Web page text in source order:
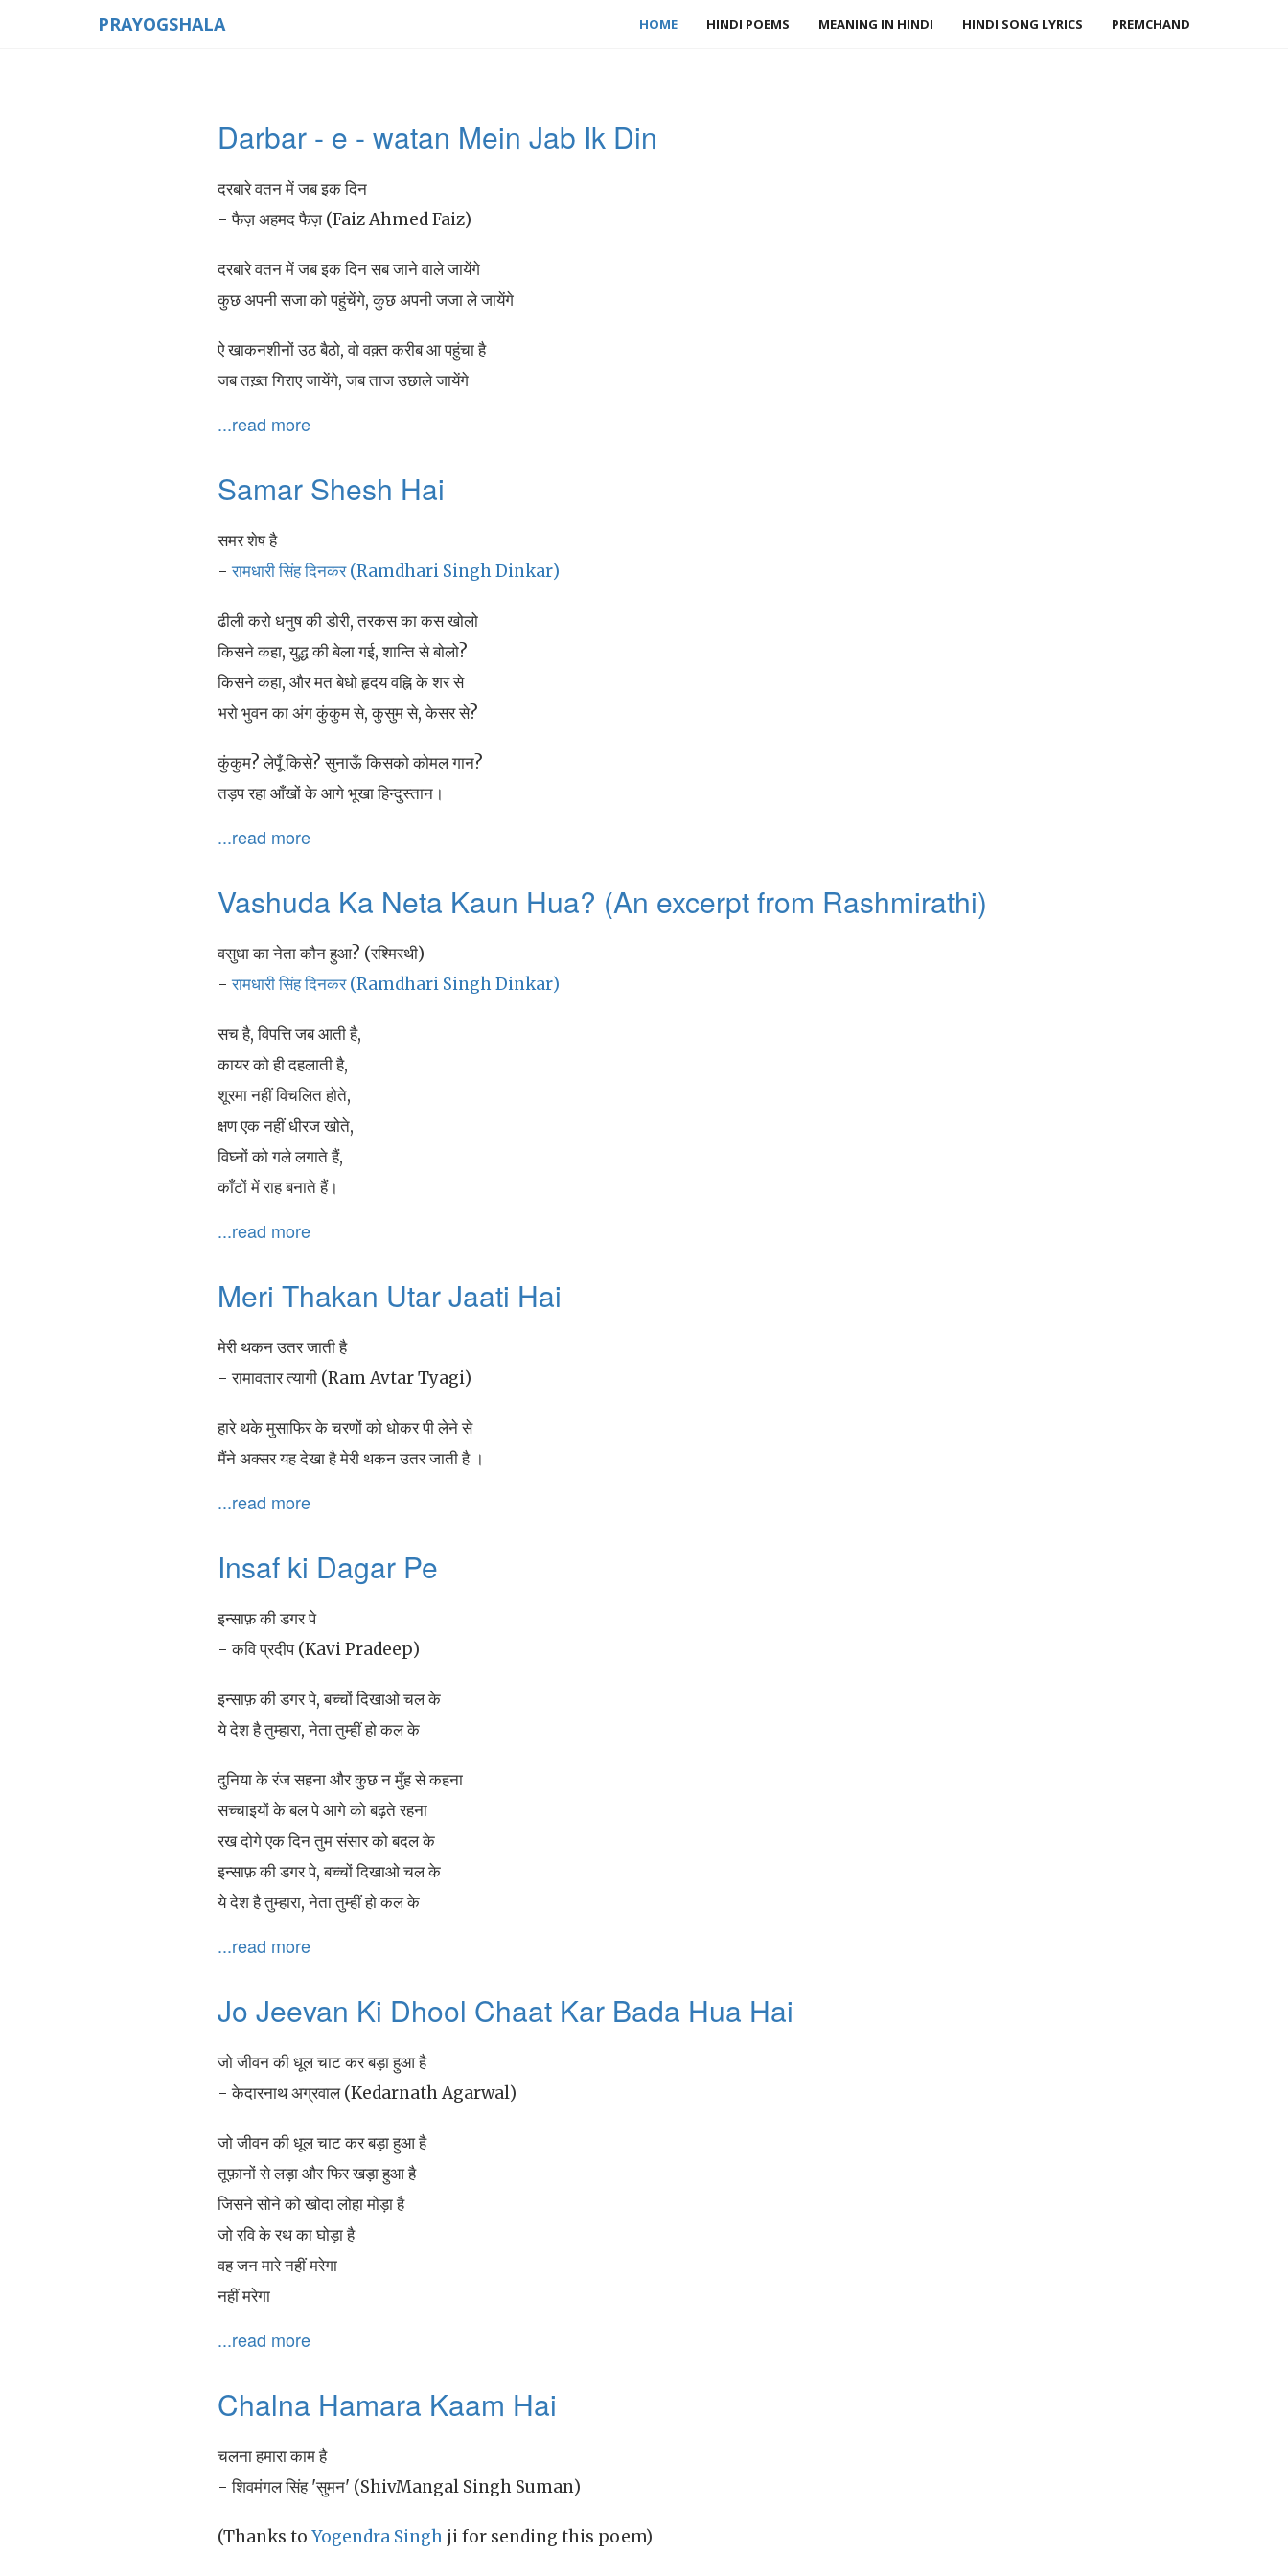
PRAYOGSHALA HOME HINDI POEMS MEANING IN HINDI HINDI SONG LYRICS PREMCHAND
Darbar - e - watan Mein Jab Ik Din
दरबारे वतन में जब इक दिन
- फैज़ अहमद फैज़ (Faiz Ahmed Faiz)
दरबारे वतन में जब इक दिन सब जाने वाले जायेंगे
कुछ अपनी सजा को पहुंचेंगे, कुछ अपनी जजा ले जायेंगे
ऐ खाकनशीनों उठ बैठो, वो वक़्त करीब आ पहुंचा है
जब तख़्त गिराए जायेंगे, जब ताज उछाले जायेंगे
...read more
Samar Shesh Hai
समर शेष है
-रामधारी सिंह दिनकर (Ramdhari Singh Dinkar)
ढीली करो धनुष की डोरी, तरकस का कस खोलो
किसने कहा, युद्ध की बेला गई, शान्ति से बोलो?
किसने कहा, और मत बेधो हृदय वह्नि के शर से
भरो भुवन का अंग कुंकुम से, कुसुम से, केसर से?
कुंकुम? लेपूँ किसे? सुनाऊँ किसको कोमल गान?
तड़प रहा आँखों के आगे भूखा हिन्दुस्तान।
...read more
Vashuda Ka Neta Kaun Hua? (An excerpt from Rashmirathi)
वसुधा का नेता कौन हुआ? (रश्मिरथी)
-रामधारी सिंह दिनकर (Ramdhari Singh Dinkar)
सच है, विपत्ति जब आती है,
कायर को ही दहलाती है,
शूरमा नहीं विचलित होते,
क्षण एक नहीं धीरज खोते,
विघ्नों को गले लगाते हैं,
काँटों में राह बनाते हैं।
...read more
Meri Thakan Utar Jaati Hai
मेरी थकन उतर जाती है
- रामावतार त्यागी (Ram Avtar Tyagi)
हारे थके मुसाफिर के चरणों को धोकर पी लेने से
मैंने अक्सर यह देखा है मेरी थकन उतर जाती है ।
...read more
Insaf ki Dagar Pe
इन्साफ़ की डगर पे
- कवि प्रदीप (Kavi Pradeep)
इन्साफ़ की डगर पे, बच्चों दिखाओ चल के
ये देश है तुम्हारा, नेता तुम्हीं हो कल के
दुनिया के रंज सहना और कुछ न मुँह से कहना
सच्चाइयों के बल पे आगे को बढ़ते रहना
रख दोगे एक दिन तुम संसार को बदल के
इन्साफ़ की डगर पे, बच्चों दिखाओ चल के
ये देश है तुम्हारा, नेता तुम्हीं हो कल के
...read more
Jo Jeevan Ki Dhool Chaat Kar Bada Hua Hai
जो जीवन की धूल चाट कर बड़ा हुआ है
- केदारनाथ अग्रवाल (Kedarnath Agarwal)
जो जीवन की धूल चाट कर बड़ा हुआ है
तूफ़ानों से लड़ा और फिर खड़ा हुआ है
जिसने सोने को खोदा लोहा मोड़ा है
जो रवि के रथ का घोड़ा है
वह जन मारे नहीं मरेगा
नहीं मरेगा
...read more
Chalna Hamara Kaam Hai
चलना हमारा काम है
- शिवमंगल सिंह 'सुमन' (ShivMangal Singh Suman)
(Thanks to Yogendra Singh ji for sending this poem)